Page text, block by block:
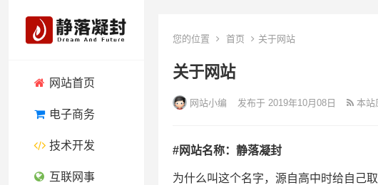
网站首页
电子商务
技术开发
互联网事
您的位置 首页 关于网站
关于网站
网站小编 发布于 2019年10月08日 本站
#网站名称：静落凝封
为什么叫这个名字，源自高中时给自己